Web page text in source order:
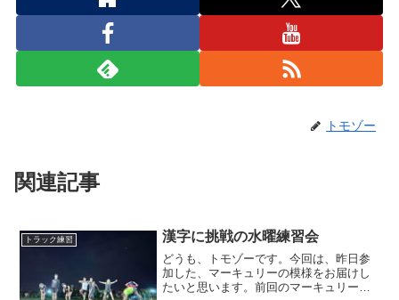
トモゾー
関連記事
トラック練習 漢字に挑戦の水曜練習会
どうも、トモゾーです。今回は、昨日参
加した、マーキュリーの模様をお届けし
たいと思います。前回のマーキュリーは